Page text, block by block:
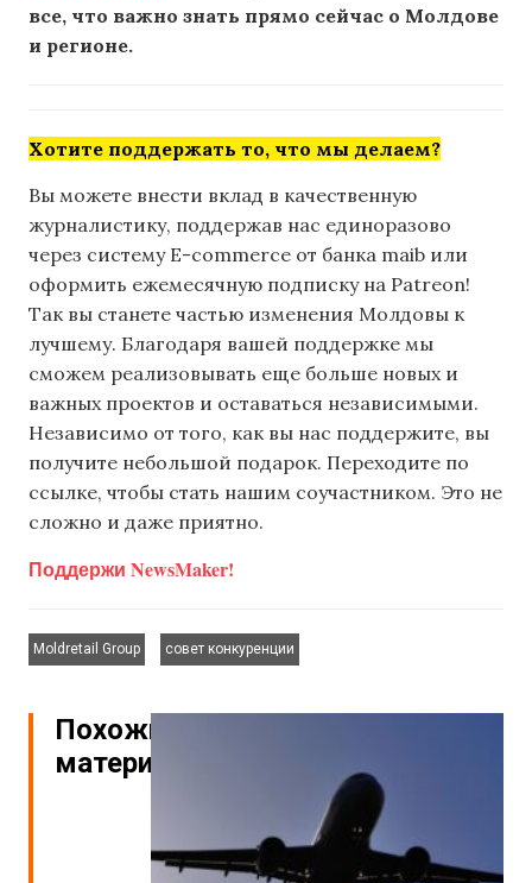
все, что важно знать прямо сейчас о Молдове
и регионе.
Хотите поддержать то, что мы делаем?
Вы можете внести вклад в качественную
журналистику, поддержав нас единоразово
через систему E-commerce от банка maib или
оформить ежемесячную подписку на Patreon!
Так вы станете частью изменения Молдовы к
лучшему. Благодаря вашей поддержке мы
сможем реализовывать еще больше новых и
важных проектов и оставаться независимыми.
Независимо от того, как вы нас поддержите, вы
получите небольшой подарок. Переходите по
ссылке, чтобы стать нашим соучастником. Это не
сложно и даже приятно.
Поддержи NewsMaker!
Moldretail Group
совет конкуренции
Похожие
материалы